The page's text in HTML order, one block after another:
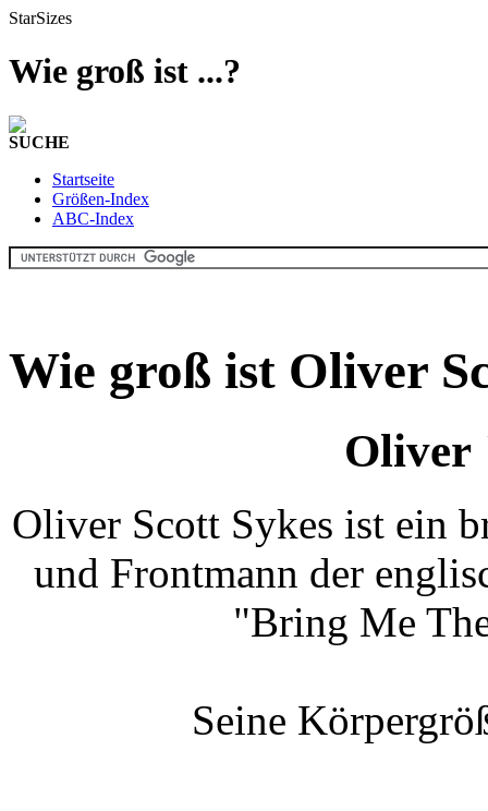
StarSizes
Wie groß ist ...?
SUCHE
Startseite
Größen-Index
ABC-Index
Wie groß ist Oliver
Oliver
Oliver Scott Sykes ist ein
und Frontmann der
"Bring Me
Seine